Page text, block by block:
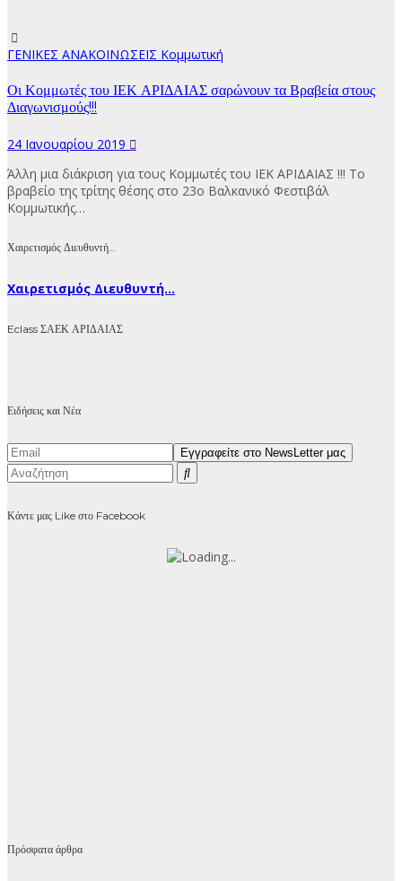
ΓΕΝΙΚΕΣ ΑΝΑΚΟΙΝΩΣΕΙΣ Κομμωτική
Οι Κομμωτές του ΙΕΚ ΑΡΙΔΑΙΑΣ σαρώνουν τα Βραβεία στους
Διαγωνισμούς!!!
24 Ιανουαρίου 2019
Άλλη μια διάκριση για τους Κομμωτές του ΙΕΚ ΑΡΙΔΑΙΑΣ !!! Το
βραβείο της τρίτης θέσης στο 23ο Βαλκανικό Φεστιβάλ
Κομμωτικής…
Χαιρετισμός Διευθυντή…
Χαιρετισμός Διευθυντή...
Eclass ΣΑΕΚ ΑΡΙΔΑΙΑΣ
Ειδήσεις και Νέα
Κάντε μας Like στο Facebook
Πρόσφατα άρθρα